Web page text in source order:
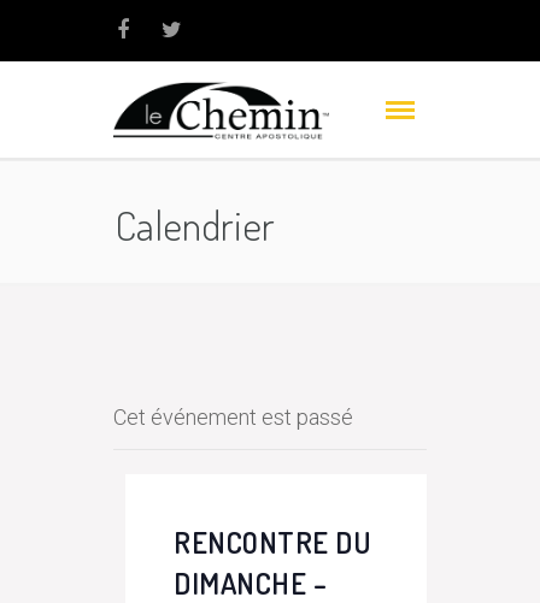
Calendrier
Cet événement est passé
RENCONTRE DU
DIMANCHE –